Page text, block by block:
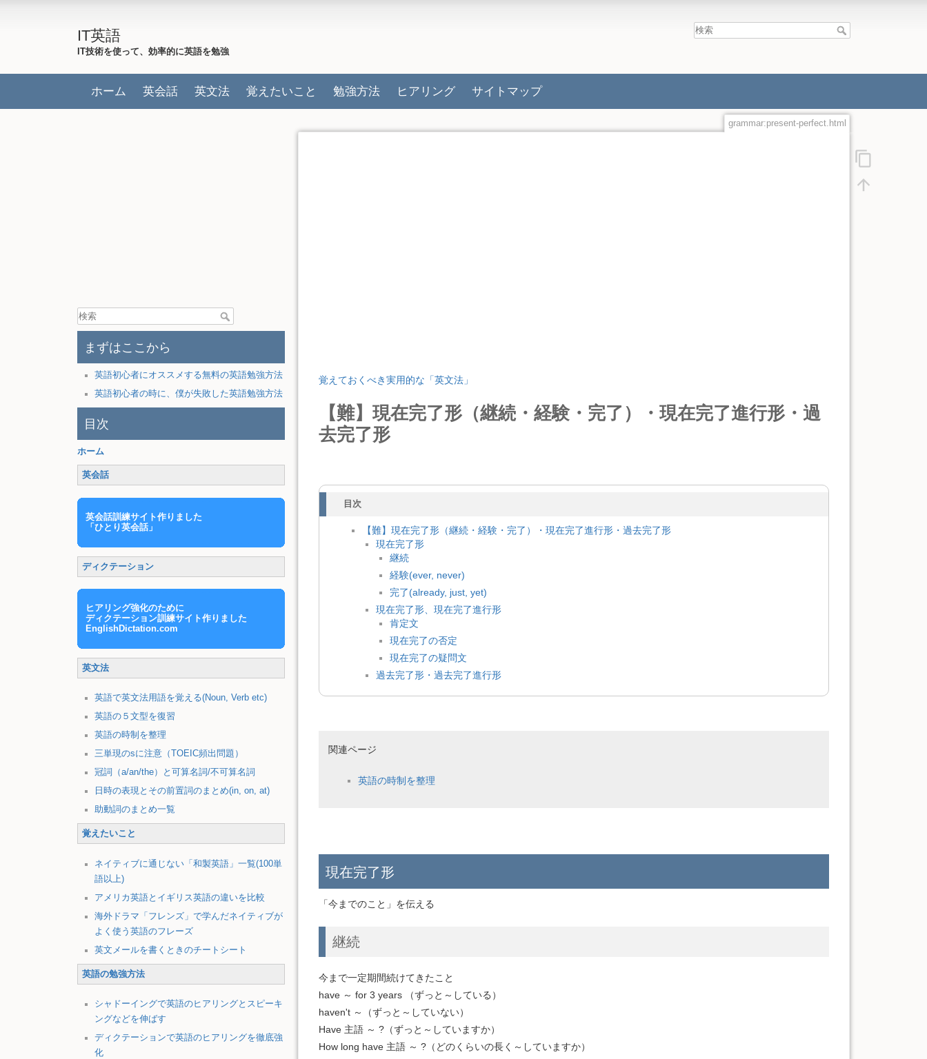
IT英語
IT技術を使って、効率的に英語を勉強
ホーム 英会話 英文法 覚えたいこと 勉強方法 ヒアリング サイトマップ
まずはここから
英語初心者にオススメする無料の英語勉強方法
英語初心者の時に、僕が失敗した英語勉強方法
目次
ホーム
英会話
英会話訓練サイト作りました
「ひとり英会話」
ディクテーション
ヒアリング強化のために
ディクテーション訓練サイト作りました
EnglishDictation.com
英文法
英語で英文法用語を覚える(Noun, Verb etc)
英語の５文型を復習
英語の時制を整理
三単現のsに注意（TOEIC頻出問題）
冠詞（a/an/the）と可算名詞/不可算名詞
日時の表現とその前置詞のまとめ(in, on, at)
助動詞のまとめ一覧
覚えたいこと
ネイティブに通じない「和製英語」一覧(100単
語以上)
アメリカ英語とイギリス英語の違いを比較
海外ドラマ「フレンズ」で学んだネイティブが
よく使う英語のフレーズ
英文メールを書くときのチートシート
英語の勉強方法
シャドーイングで英語のヒアリングとスピーキ
ングなどを伸ばす
ディクテーションで英語のヒアリングを徹底強
化
grammar:present-perfect.html
覚えておくべき実用的な「英文法」
【難】現在完了形（継続・経験・完了）・現在完了進行形・過
去完了形
目次
【難】現在完了形（継続・経験・完了）・現在完了進行形・過去完了形
現在完了形
継続
経験(ever, never)
完了(already, just, yet)
現在完了形、現在完了進行形
肯定文
現在完了の否定
現在完了の疑問文
過去完了形・過去完了進行形
関連ページ
英語の時制を整理
現在完了形
「今までのこと」を伝える
継続
今まで一定期間続けてきたこと
have ～ for 3 years （ずっと～している）
haven't ～（ずっと～していない）
Have 主語 ～ ?（ずっと～していますか）
How long have 主語 ～ ?（どのくらいの長く～していますか）